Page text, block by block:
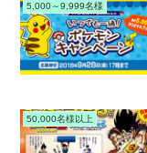
5,000～9,999名様
50,000名様以上